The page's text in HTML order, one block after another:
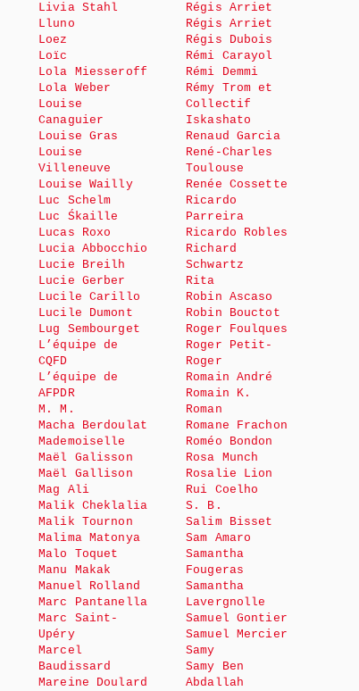
Livia Stahl
Lluno
Loez
Loïc
Lola Miesseroff
Lola Weber
Louise
Canaguier
Louise Gras
Louise
Villeneuve
Louise Wailly
Luc Schelm
Luc Śkaille
Lucas Roxo
Lucia Abbocchio
Lucie Breilh
Lucie Gerber
Lucile Carillo
Lucile Dumont
Lug Sembourget
L’équipe de
CQFD
L’équipe de
AFPDR
M. M.
Macha Berdoulat
Mademoiselle
Maël Galisson
Maël Gallison
Mag Ali
Malik Cheklalia
Malik Tournon
Malima Matonya
Malo Toquet
Manu Makak
Manuel Rolland
Marc Pantanella
Marc Saint-
Upéry
Marcel
Baudissard
Mareine Doulard
Régis Arriet
Régis Arriet
Régis Dubois
Rémi Carayol
Rémi Demmi
Rémy Trom et
Collectif
Iskashato
Renaud Garcia
René-Charles
Toulouse
Renée Cossette
Ricardo
Parreira
Ricardo Robles
Richard
Schwartz
Rita
Robin Ascaso
Robin Bouctot
Roger Foulques
Roger Petit-
Roger
Romain André
Romain K.
Roman
Romane Frachon
Roméo Bondon
Rosa Munch
Rosalie Lion
Rui Coelho
S. B.
Salim Bisset
Sam Amaro
Samantha
Fougeras
Samantha
Lavergnolle
Samuel Gontier
Samuel Mercier
Samy
Samy Ben
Abdallah